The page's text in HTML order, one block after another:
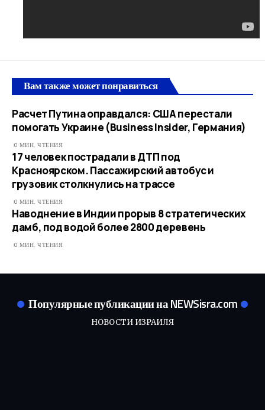
Вам также может понравиться
Расчет Путина оправдался: США перестали
помогать Украине (Business Insider, Германия)
0 МИН. ЧТЕНИЯ
17 человек пострадали в ДТП под
Красноярском. Пассажирский автобус и
грузовик столкнулись на трассе
0 МИН. ЧТЕНИЯ
Наводнение в Индии прорыв 8 стратегических
дамб, под водой более 2800 деревень
0 МИН. ЧТЕНИЯ
Популярные публикации на NEWSisra.com
НОВОСТИ ИЗРАИЛЯ